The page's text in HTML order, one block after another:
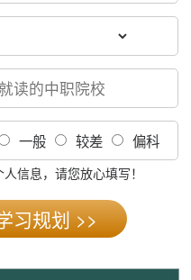
一般 较差 偏科
信息，请您放心填写！